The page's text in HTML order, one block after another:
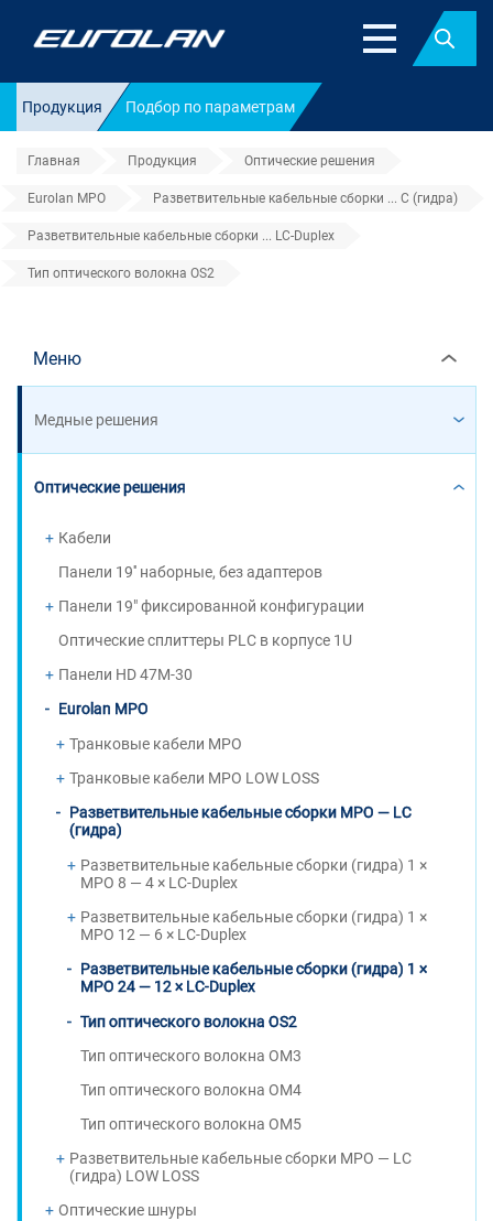
Найти
Продукция Подбор по параметрам
Главная Продукция Оптические решения
Eurolan MPO Разветвительные кабельные сборки ... C (гидра)
Разветвительные кабельные сборки ... LC-Duplex
Тип оптического волокна OS2
Тип оптического волокна OS2
Меню
Медные решения
Оптические решения
Кабели
Панели 19'' наборные, без адаптеров
Панели 19" фиксированной конфигурации
Оптические сплиттеры PLC в корпусе 1U
Панели HD 47M-30
Eurolan MPO
Транковые кабели MPO
Транковые кабели MPO LOW LOSS
Разветвительные кабельные сборки MPO — LC
(гидра)
Разветвительные кабельные сборки (гидра) 1 ×
MPO 8 — 4 × LC-Duplex
Разветвительные кабельные сборки (гидра) 1 ×
MPO 12 — 6 × LC-Duplex
Разветвительные кабельные сборки (гидра) 1 ×
MPO 24 — 12 × LC-Duplex
Тип оптического волокна OS2
Тип оптического волокна OM3
Тип оптического волокна OM4
Тип оптического волокна OM5
Разветвительные кабельные сборки MPO — LC
(гидра) LOW LOSS
Оптические шнуры